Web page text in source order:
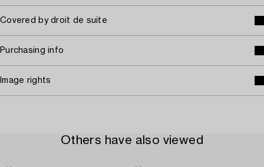
Covered by droit de suite
Purchasing info
Image rights
Others have also viewed